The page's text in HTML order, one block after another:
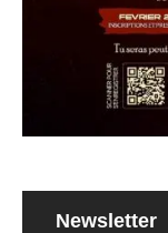
Newsletter